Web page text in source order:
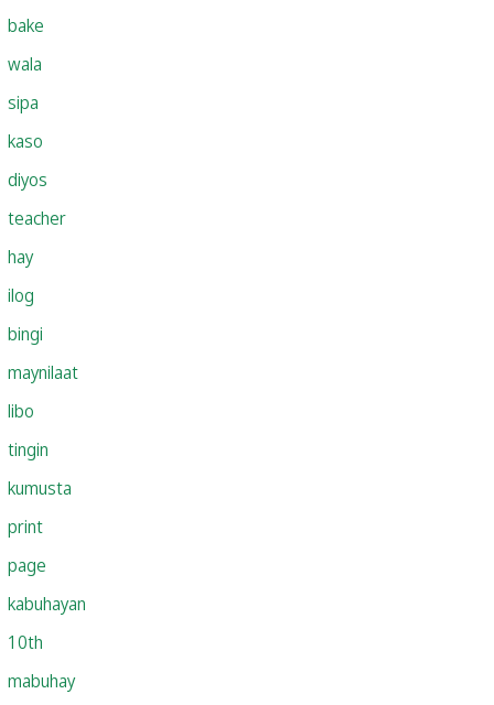
bake
wala
sipa
kaso
diyos
teacher
hay
ilog
bingi
maynilaat
libo
tingin
kumusta
print
page
kabuhayan
10th
mabuhay